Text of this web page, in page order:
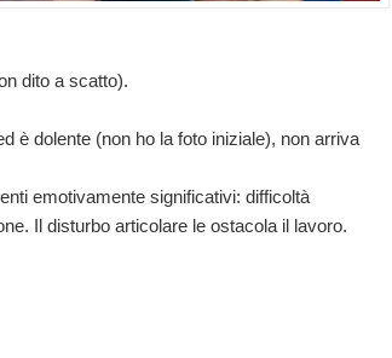
dito a scatto).
è dolente (non ho la foto iniziale), non arriva
emotivamente significativi: difficoltà
Il disturbo articolare le ostacola il lavoro.